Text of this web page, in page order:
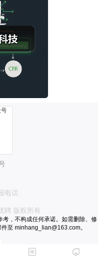
电话:
聘 版权所有
，不构成任何承诺。如需删除、修
至 minhang_lian@163.com。